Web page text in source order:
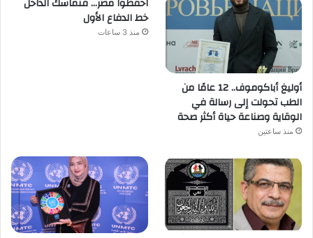
أوليغ أباكوموف.. 12 عامًا من
الطب تحولت إلى رسالة في
الوقاية وصناعة حياة أكثر صحة
منذ ساعتين
احفظوا مصر… فتماسك الداخل
خط الدفاع الأول
منذ 3 ساعات